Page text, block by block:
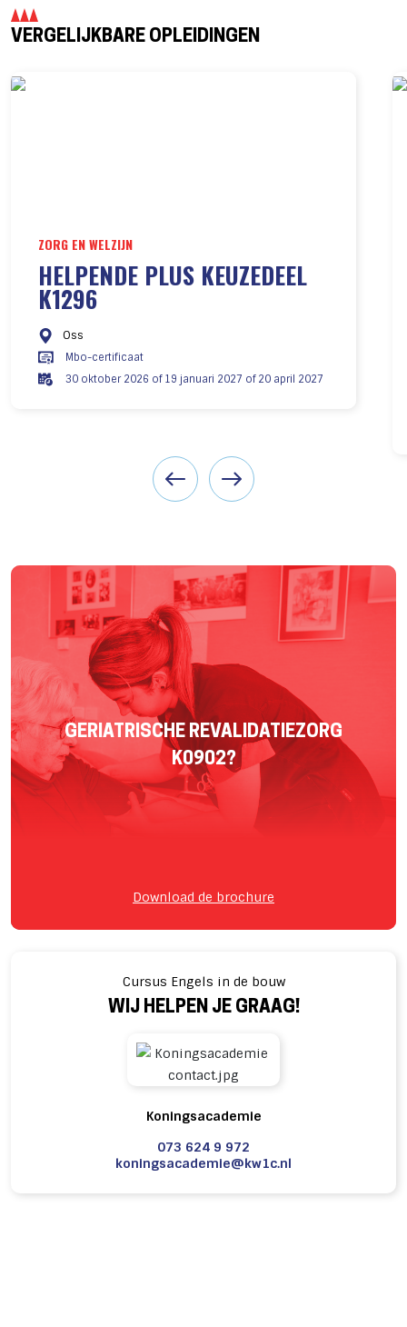
VERGELIJKBARE OPLEIDINGEN
ZORG EN WELZIJN
HELPENDE PLUS KEUZEDEEL
K1296
Oss
Mbo-certificaat
30 oktober 2026 of 19 januari 2027 of 20 april 2027
GERIATRISCHE REVALIDATIEZORG
K0902?
Download de brochure
Cursus Engels in de bouw
WIJ HELPEN JE GRAAG!
Koningsacademie
073 624 9 972
koningsacademie@kw1c.nl